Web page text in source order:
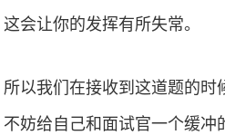
这会让你的发挥有所失常。
所以我们在接收到这道题的时
不妨给自己和面试官一个缓冲